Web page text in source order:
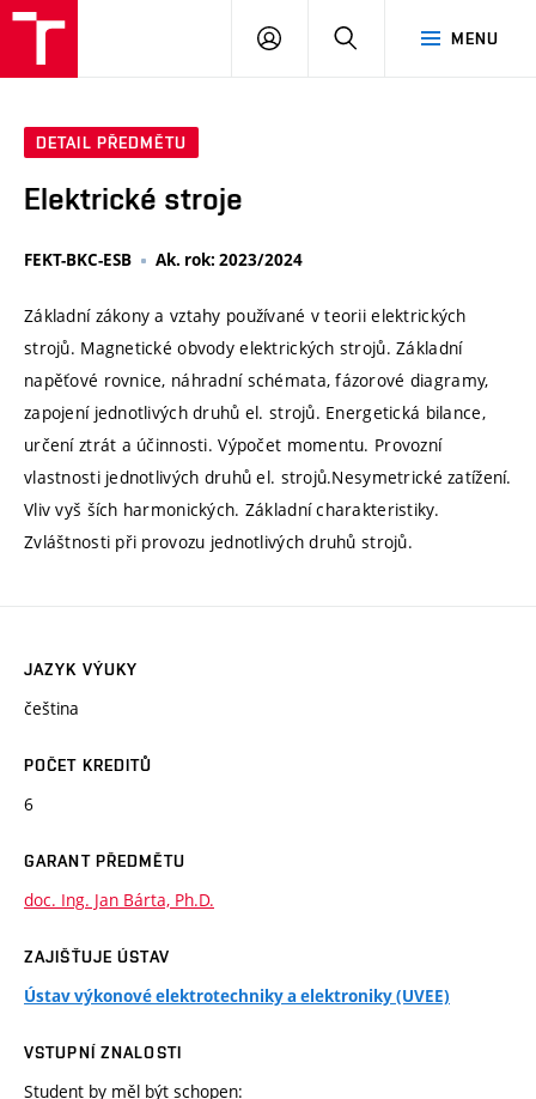
MENU
PŘIHLÁSIT
DETAIL PŘEDMĚTU
Elektrické stroje
FEKT-BKC-ESB Ak. rok: 2023/2024
Základní zákony a vztahy používané v teorii elektrických
strojů. Magnetické obvody elektrických strojů. Základní
napěťové rovnice, náhradní schémata, fázorové diagramy,
zapojení jednotlivých druhů el. strojů. Energetická bilance,
určení ztrát a účinnosti. Výpočet momentu. Provozní
vlastnosti jednotlivých druhů el. strojů.Nesymetrické zatížení.
Vliv vyš ších harmonických. Základní charakteristiky.
Zvláštnosti při provozu jednotlivých druhů strojů.
JAZYK VÝUKY
čeština
POČET KREDITŮ
6
GARANT PŘEDMĚTU
doc. Ing. Jan Bárta, Ph.D.
ZAJIŠŤUJE ÚSTAV
Ústav výkonové elektrotechniky a elektroniky (UVEE)
VSTUPNÍ ZNALOSTI
Student by měl být schopen: